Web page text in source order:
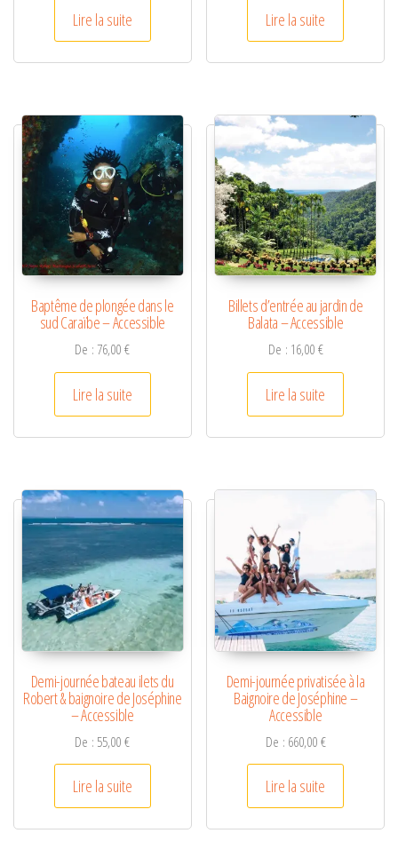
Lire la suite Lire la suite
Baptême de plongée dans le
sud Caraïbe – Accessible
De : 76,00€
Lire la suite
Billets d’entrée au jardin de
Balata – Accessible
De : 16,00€
Lire la suite
Demi-journée bateau ilets du
Robert & baignoire de Joséphine
– Accessible
De : 55,00€
Lire la suite
Demi-journée privatisée à la
Baignoire de Joséphine –
Accessible
De : 660,00€
Lire la suite